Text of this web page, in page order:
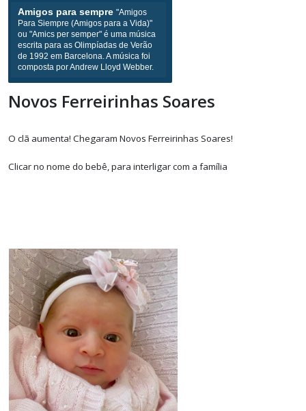
Play / volumemenu
Amigos para sempre "Amigos
Para Siempre (Amigos para a Vida)"
ou "Amics per semper" é uma música
escrita para as Olimpíadas de Verão
de 1992 em Barcelona. A música foi
composta por Andrew Lloyd Webber.
Novos Ferreirinhas Soares
O clã aumenta! Chegaram Novos Ferreirinhas Soares!
Clicar no nome do bebê, para interligar com a família